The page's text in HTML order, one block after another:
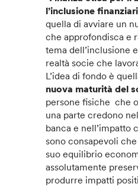
l’inclusione
quella di avviare un
che approfondisca e
tema dell’inclusione
realtà socie che
L’idea di fondo è
nuova maturità del
persone fisiche che
una parte credono
banca e nell’impatto
sono consapevoli
suo equilibrio
assolutamente
produrre impatti